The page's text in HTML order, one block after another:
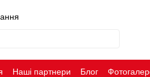
Наші партнери Блог